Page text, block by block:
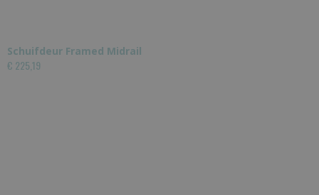
Schuifdeur Framed Midrail
€ 225,19